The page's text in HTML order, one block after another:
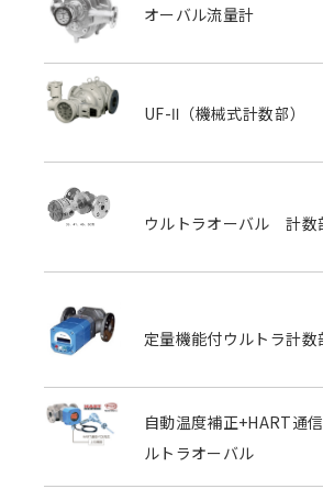
オーバル流量計
UF-Ⅱ（機械式計数部）
ウルトラオーバル 計数
定量機能付ウルトラ計数
自動温度補正+HART通
ルトラオーバル